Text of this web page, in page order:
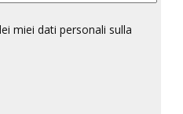
miei dati personali sulla